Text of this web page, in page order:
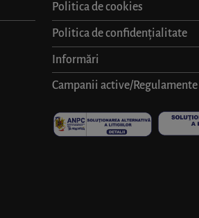
Politica de cookies
Politica de confidențialitate
Informări
Campanii active/Regulamente